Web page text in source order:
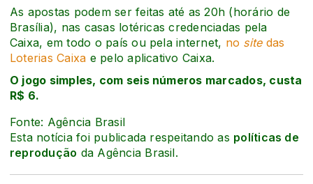
As apostas podem ser feitas até as 20h (horário de
Brasília), nas casas lotéricas credenciadas pela
Caixa, em todo o país ou pela internet, no sitedas
Loterias Caixa e pelo aplicativo Caixa.
O jogo simples, com seis números marcados, custa
R$ 6.
Fonte: Agência Brasil
Esta notícia foi publicada respeitando as políticas de
reprodução da Agência Brasil.